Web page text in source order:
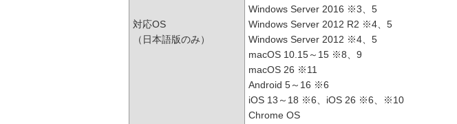
対応OS
（日本語版のみ）
Windows Server 2016 ※3、5
Windows Server 2012 R2 ※4、5
Windows Server 2012 ※4、5
macOS 10.15～15 ※8、9
macOS 26 ※11
Android 5～16 ※6
iOS 13～18 ※6、iOS 26 ※6、※10
Chrome OS